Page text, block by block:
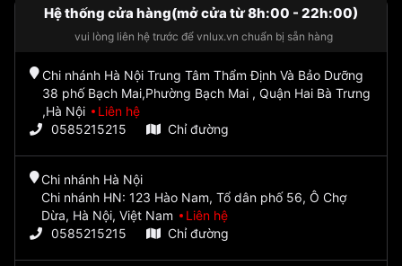
Hệ thống cửa hàng(mở cửa từ 8h:00 - 22h:00)
vui lòng liên hệ trước để vnlux.vn chuẩn bị sẵn hàng
Chi nhánh Hà Nội Trung Tâm Thẩm Định Và Bảo Dưỡng
38 phố Bạch Mai,Phường Bạch Mai , Quận Hai Bà Trưng
,Hà Nội
Liên hệ
0585215215
Chỉ đường
Chi nhánh Hà Nội
Chi nhánh HN: 123 Hào Nam, Tổ dân phố 56, Ô Chợ
Dừa, Hà Nội, Việt Nam
Liên hệ
0585215215
Chỉ đường